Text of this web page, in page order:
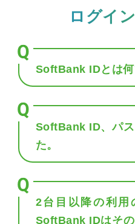
ログイ
SoftBank IDとは何
SoftBank ID、パ
た。
2台目以降の利用
SoftBank IDはそ